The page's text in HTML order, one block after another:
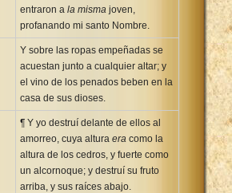
entraron a la misma joven,
profanando mi santo Nombre.
Y sobre las ropas empeñadas se
acuestan junto a cualquier altar; y
el vino de los penados beben en la
casa de sus dioses.
¶ Y yo destruí delante de ellos al
amorreo, cuya altura era como la
altura de los cedros, y fuerte como
un alcornoque; y destruí su fruto
arriba, y sus raíces abajo.